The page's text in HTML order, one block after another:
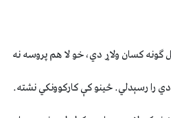
کسان ولاړ دي، خو لا هم پروسه نه
را رسېدلي. ځينو کې کارکوونکي نشته.